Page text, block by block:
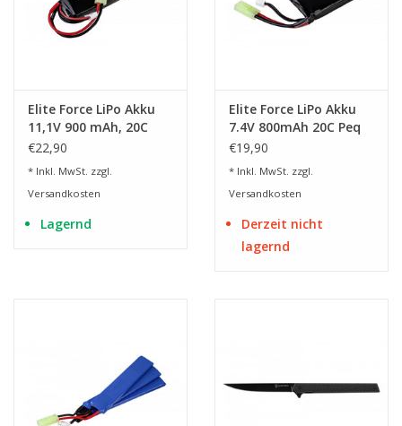
Elite Force LiPo Akku
11,1V 900 mAh, 20C
Stick
€22,90
* Inkl. MwSt. zzgl.
Versandkosten
Lagernd
Elite Force LiPo Akku
7.4V 800mAh 20C Peq
€19,90
* Inkl. MwSt. zzgl.
Versandkosten
Derzeit nicht
lagernd